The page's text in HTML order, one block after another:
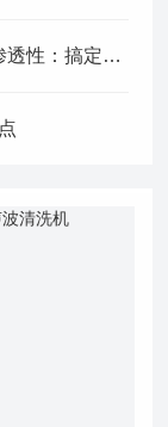
GTR-11气体透过率测试仪一键测氧气渗透性：搞定PPO结构-性能研究